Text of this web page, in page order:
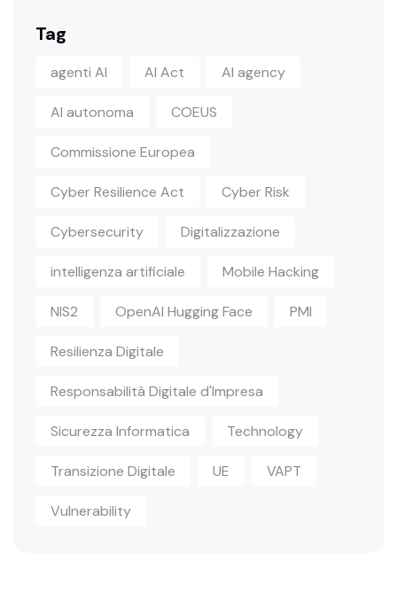
Tag
agenti AI AI Act AI agency
AI autonoma COEUS
Commissione Europea
Cyber Resilience Act Cyber Risk
Cybersecurity Digitalizzazione
intelligenza artificiale Mobile Hacking
NIS2 OpenAI Hugging Face PMI
Resilienza Digitale
Responsabilità Digitale d'Impresa
Sicurezza Informatica Technology
Transizione Digitale UE VAPT
Vulnerability